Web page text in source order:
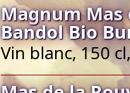
Magnum Mas
Bandol Bio
Vin blanc, 150